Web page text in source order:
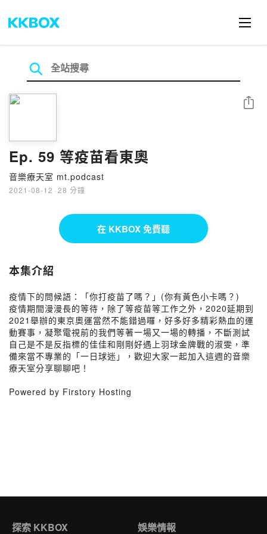
Ep. 59 等疫苗看東奧
音樂療天室 mt.podcast
2021-08-12 · 28 分鐘
分享
在 KKBOX 免費聽
本集介紹
疫情下的問候語：「你打疫苗了嗎？」(你有黃色小卡嗎？)
疫情期間漫漫長的等待，除了等疫苗等工作之外，2020延期到
2021舉辦的東京奧運當然不能錯過囉，好多好多精彩熱血的運
動賽事，凝聚電視前的我們等著一場又一場的轉播，不斷測試
自己是不是反指標的佳佳和剛剛好遇上羽球金牌戰的淑雯，準
備來當不專業的「一日球迷」，歡迎大家一起加入這週的音樂
療天室分享聊聊吧！
Powered by Firstory Hosting
探索 KKBOX 娛樂情報